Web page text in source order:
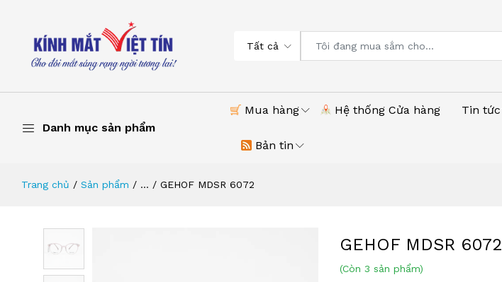
Tất cả
Danh mục sản phẩm
Mua hàng Hệ thống Cửa hàng Tin tức
Bản tin
Trang chủ Sản phẩm ... GEHOF MDSR 6072
GEHOF MDSR 6072
(Còn 3 sản phẩm)